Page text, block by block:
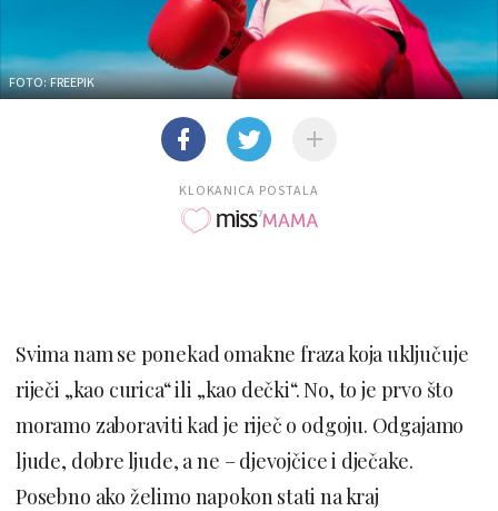
FOTO: FREEPIK
KLOKANICA POSTALA
Svima nam se ponekad omakne fraza koja uključuje
riječi „kao curica“ ili „kao dečki“. No, to je prvo što
moramo zaboraviti kad je riječ o odgoju. Odgajamo
ljude, dobre ljude, a ne – djevojčice i dječake.
Posebno ako želimo napokon stati na kraj